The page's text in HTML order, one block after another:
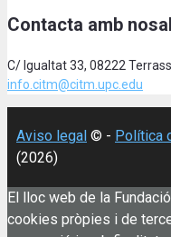
Contacta amb
C/ Igualtat 33, 08222
info.citm@citm.upc.edu
Aviso legal © - Política
(2026)
El lloc web de la
cookies pròpies i de